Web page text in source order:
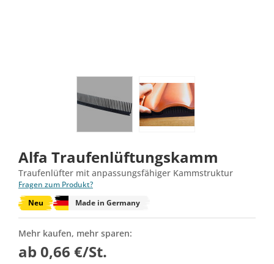
Alfa Traufenlüftungskamm
Traufenlüfter mit anpassungsfähiger Kammstruktur
Fragen zum Produkt?
Neu
Made in Germany
Mehr kaufen, mehr sparen:
ab 0,66 €/St.